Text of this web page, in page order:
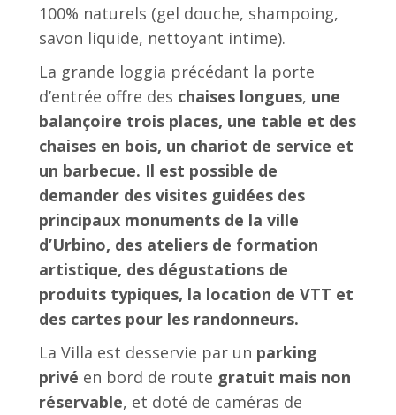
100% naturels (gel douche, shampoing,
savon liquide, nettoyant intime).
La grande loggia précédant la porte
d’entrée offre des chaises longues, une
balançoire trois places, une table et des
chaises en bois, un chariot de service et
un barbecue. Il est possible de
demander des visites guidées des
principaux monuments de la ville
d’Urbino, des ateliers de formation
artistique, des dégustations de
produits typiques, la location de VTT et
des cartes pour les randonneurs.
La Villa est desservie par un parking
privé en bord de route gratuit mais non
réservable, et doté de caméras de